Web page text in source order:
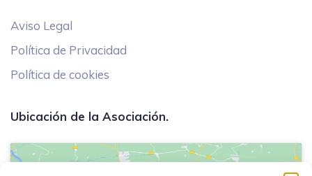
Aviso Legal
Política de Privacidad
Política de cookies
Ubicación de la Asociación.